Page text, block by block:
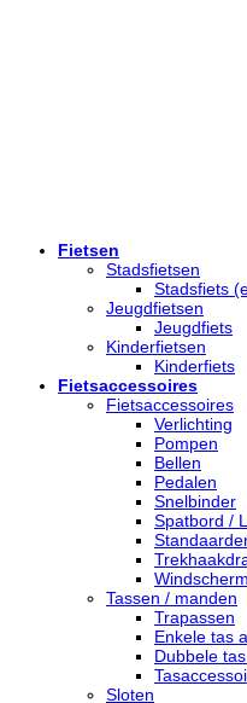
Fietsen
Stadsfietsen
Stadsfiets
Jeugdfietsen
Jeugdfiets
Kinderfietsen
Kinderfiets
Fietsaccessoires
Fietsaccessoires
Verlichting
Pompen
Bellen
Pedalen
Snelbinder
Spatbord /
Windscherm
Tassen / manden
Trapassen
Enkele tas
Dubbele
Sloten